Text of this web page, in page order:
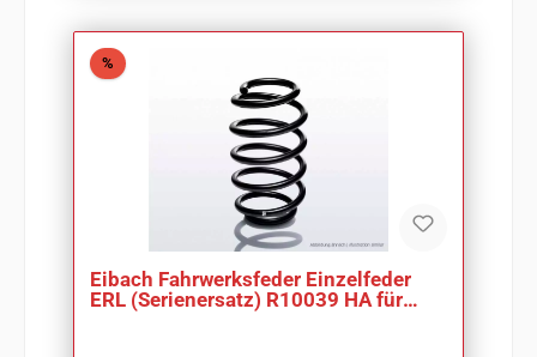
%Rabatt
Eibach Fahrwerksfeder Einzelfeder
ERL (Serienersatz) R10039 HA für
Audi A3 8L1